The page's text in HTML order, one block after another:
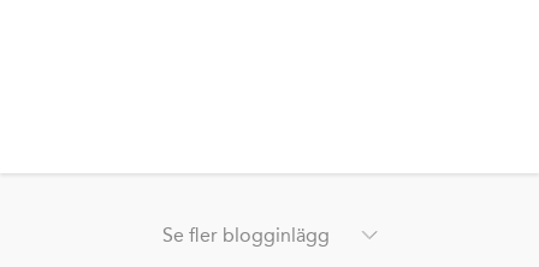
Se fler blogginlägg